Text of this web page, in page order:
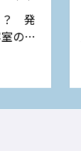
？ 発
の新